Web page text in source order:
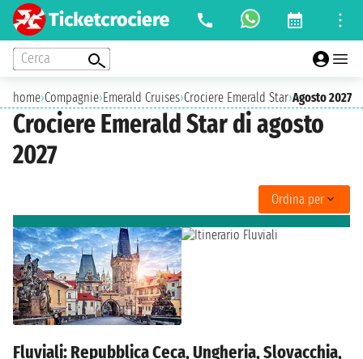
Cerca
home›Compagnie›Emerald Cruises›Crociere Emerald Star›Agosto 2027
Crociere Emerald Star di agosto
2027
Ordina per
Fluviali: Repubblica Ceca, Ungheria, Slovacchia,